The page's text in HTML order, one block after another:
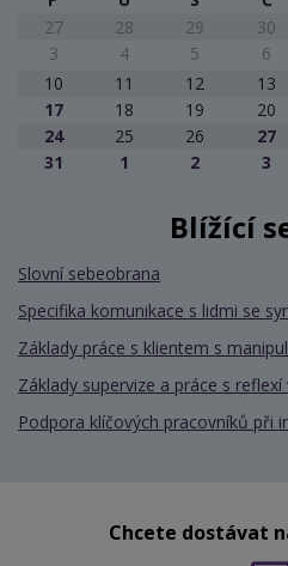
27
28 29 30
3
4 5 6
10
11 12 13
17
18 19 20
24
25 26 27
31
1 2 3
Blížící
Slovní sebeobrana
Specifika komunikace s lidmi se
Základy práce s klientem s
Základy supervize a práce s
Podpora klíčových pracovníků při
Chcete dostávat